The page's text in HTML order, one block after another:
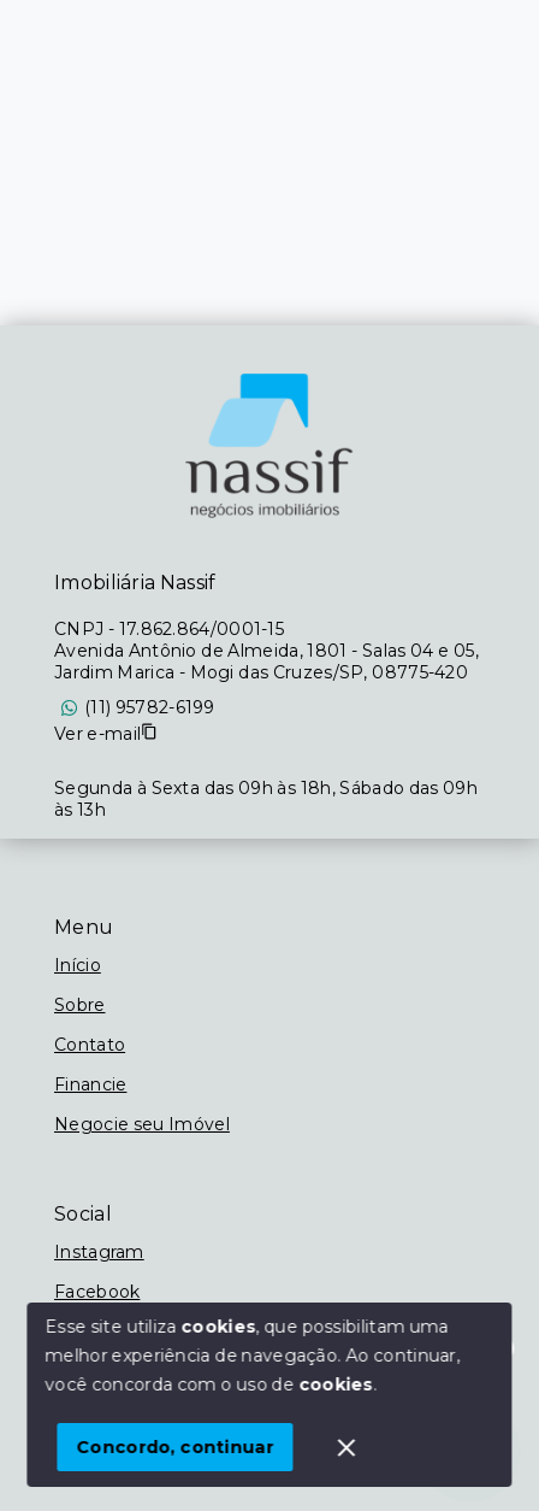
Olá! Estamos disponíveis para te ajudar.
Menu
Início
Sobre
Contato
Financie
Negocie seu Imóvel
Social
Instagram
Facebook
© Copyright 2026 - Imobiliária Nassif - Todos os
SITE PARA IMOBILIARIA
Imobiliária Nassif
CNPJ - 17.862.864/0001-15
Avenida Antônio de Almeida, 1801 - Salas 04 e 05,
Jardim Marica - Mogi das Cruzes/SP, 08775-420
(11) 95782-6199
Ver e-mail
Segunda à Sexta das 09h às 18h, Sábado das 09h
às 13h
Esse site utiliza cookies, que possibilitam uma
melhor experiência de navegação.Ao continuar,
você concorda com o uso de cookies.
Concordo, continuar